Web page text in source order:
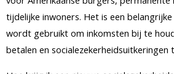
tijdelijke inwoners. Het is een
wordt gebruikt om inkomsten bij te
betalen en socialezekerheidsuitkeringen